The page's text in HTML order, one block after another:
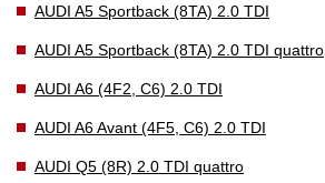
AUDI A5 Sportback (8TA) 2.0 TDI
AUDI A5 Sportback (8TA) 2.0 TDI quattro
AUDI A6 (4F2, C6) 2.0 TDI
AUDI A6 Avant (4F5, C6) 2.0 TDI
AUDI Q5 (8R) 2.0 TDI quattro